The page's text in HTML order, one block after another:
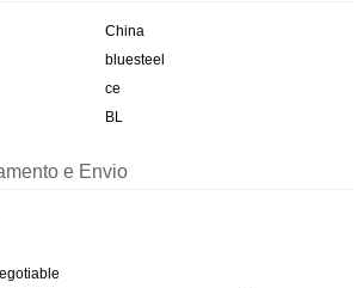
China
bluesteel
ce
BL
e Envio